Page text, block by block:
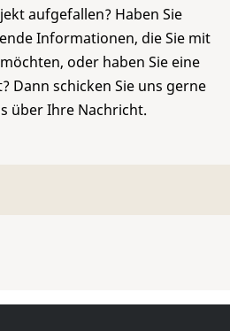
aufgefallen? Haben Sie
Informationen, die Sie mit
oder haben Sie eine
Dann schicken Sie uns gerne
über Ihre Nachricht.